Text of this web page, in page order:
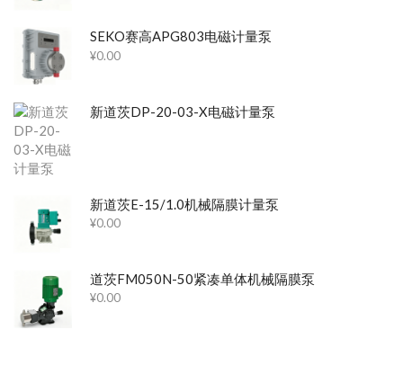
SEKO赛高APG803电磁计量泵
¥0.00
新道茨DP-20-03-X电磁计量泵
新道茨E-15/1.0机械隔膜计量泵
¥0.00
道茨FM050N-50紧凑单体机械隔膜泵
¥0.00